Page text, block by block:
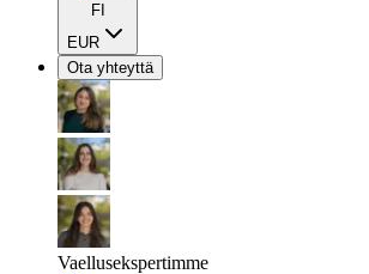
FI
EUR
Ota yhteyttä
Vaellusekspertimme